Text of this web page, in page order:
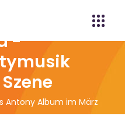
-
Antony Album im März